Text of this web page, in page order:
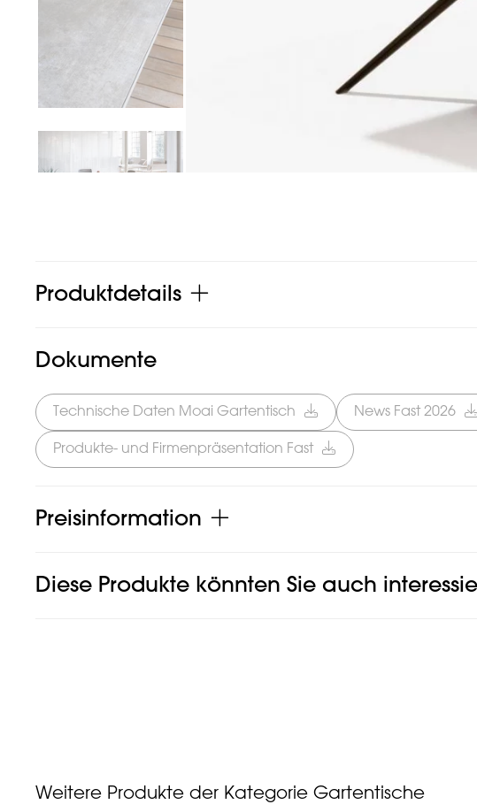
Produktdetails
Dokumente
Technische Daten Moai Gartentisch News Fast 2026
Produkte- und Firmenpräsentation Fast
Preisinformation
Diese Produkte könnten Sie auch
Weitere Produkte der Kategorie Gartentische